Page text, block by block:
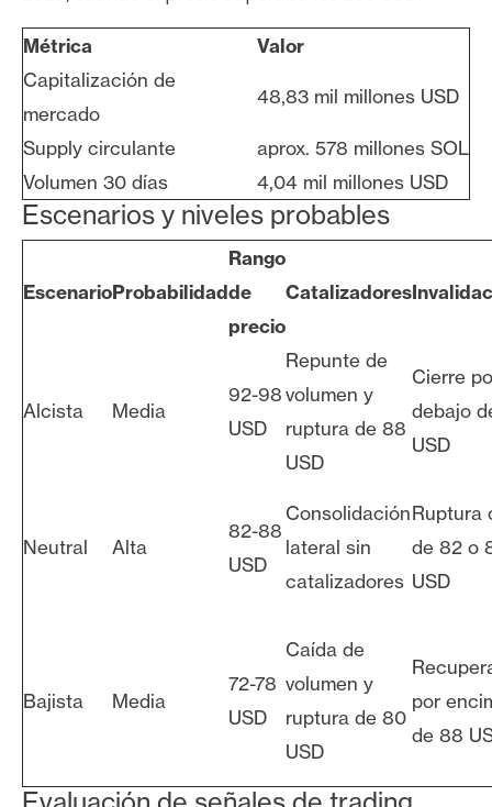
Métrica
Valor
Capitalización de
mercado
48,83 mil millones USD
Supply circulante
aprox. 578 millones SOL
Volumen 30 días
4,04 mil millones USD
Escenarios y niveles probables
EscenarioProbabilidad
Rango
de
precio
Catalizadores
Alcista Media
92-98
USD
Repunte de
volumen y
ruptura de 88
USD
Cierre
debajo
USD
Neutral Alta
82-88
USD
Consolidación
lateral sin
catalizadores
Ruptura
de 82 o
USD
Bajista Media
72-78
USD
Caída de
volumen y
ruptura de 80
USD
por
de 88